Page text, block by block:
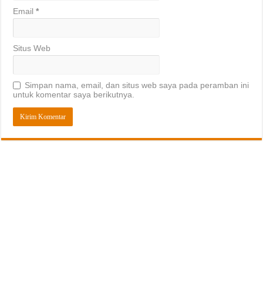
Email*
Situs Web
Simpan nama, email, dan situs web saya pada peramban ini
untuk komentar saya berikutnya.